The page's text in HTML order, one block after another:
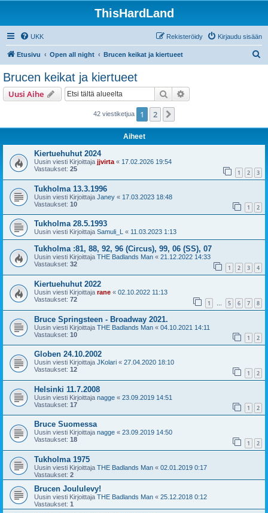
ThisHardLand
UKK Kirjaudu sisään
Rekisteröidy
Etusivu Open all night Brucen keikat ja kiertueet
Brucen keikat ja kiertueet
Uusi Aihe Etsi
42 viestiketjua 1 2
Aiheet
Kiertuehuhut 2024
Uusin viesti Kirjoittaja jjvirta « 17.02.2026 19:54
Vastaukset: 25 1 2 3
Tukholma 13.3.1996
Uusin viesti Kirjoittaja Janey « 17.03.2023 18:48
Vastaukset: 10 1 2
Tukholma 28.5.1993
Uusin viesti Kirjoittaja Samuli_L « 11.03.2023 1:13
Tukholma :81, 88, 92, 96 (Circus), 99, 06 (SS), 07
Uusin viesti Kirjoittaja THE Badlands Man « 21.12.2022 14:33
Vastaukset: 32 1 2 3 4
Kiertuehuhut 2022
Uusin viesti Kirjoittaja rane « 02.10.2022 11:13
Vastaukset: 72 1 … 5 6 7 8
Bruce Springsteen - Broadway 2021.
Uusin viesti Kirjoittaja THE Badlands Man « 04.10.2021 14:11
Vastaukset: 10 1 2
Globen 24.10.2002
Uusin viesti Kirjoittaja JKolari « 27.04.2020 18:10
Vastaukset: 12 1 2
Helsinki 11.7.2008
Uusin viesti Kirjoittaja nagge « 23.09.2019 14:51
Vastaukset: 17 1 2
Bruce Suomessa
Uusin viesti Kirjoittaja nagge « 23.09.2019 14:50
Vastaukset: 18 1 2
Tukholma 1975
Uusin viesti Kirjoittaja THE Badlands Man « 02.01.2019 0:17
Vastaukset: 2
Brucen Joululevy!
Uusin viesti Kirjoittaja THE Badlands Man « 25.12.2018 0:12
Vastaukset: 1